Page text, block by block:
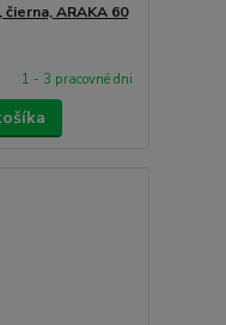
ARAKA 60
1 - 3 pracovné dni